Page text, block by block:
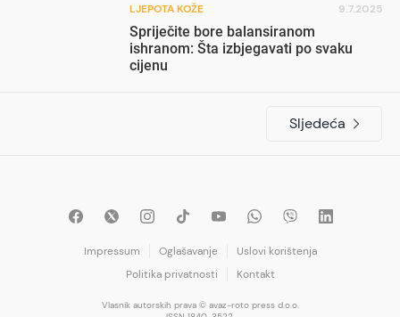
LJEPOTA KOŽE 9.7.2025
Spriječite bore balansiranom
ishranom: Šta izbjegavati po svaku
cijenu
Sljedeća
Impressum Oglašavanje
Uslovi korištenja
Politika privatnosti
Kontakt
Vlasnik autorskih prava © avaz-roto press d.o.o.